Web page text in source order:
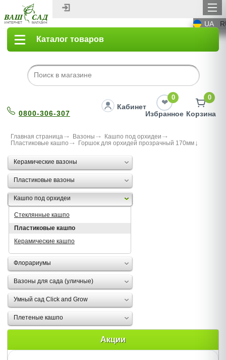
UA
Каталог товаров
0800-306-307
Кабинет
0
Избранное
0
Корзина
Главная страница Вазоны
Кашпо под орхидеи
Пластиковые кашпо
Горшок для орхидей прозрачный 170мм
Керамические вазоны
Пластиковые вазоны
Кашпо под орхидеи
Стеклянные кашпо
Пластиковые кашпо
Керамические кашпо
Флорариумы
Вазоны для сада (уличные)
Умный сад Click and Grow
Плетеные кашпо
Акции